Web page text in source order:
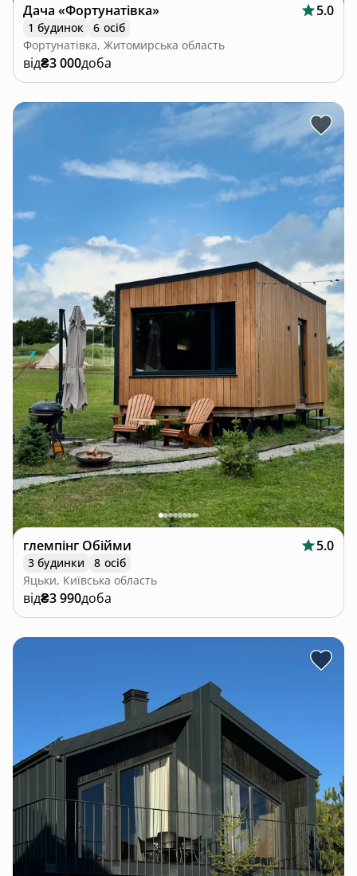
Дача «Фортунатівка» 5.0
1 будинок
6 осіб
Фортунатівка, Житомирська область
від₴3 000доба
глемпінг Обійми 5.0
3 будинки
8 осіб
Яцьки, Київська область
від₴3 990доба